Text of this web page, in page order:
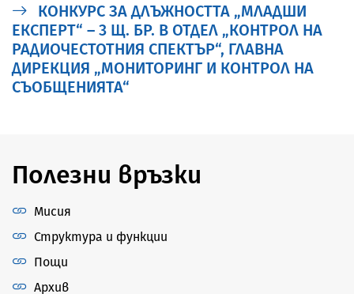
КОНКУРС ЗА ДЛЪЖНОСТТА „МЛАДШИ
ЕКСПЕРТ“ – 3 Щ. БР. В ОТДЕЛ „КОНТРОЛ НА
РАДИОЧЕСТОТНИЯ СПЕКТЪР“, ГЛАВНА
ДИРЕКЦИЯ „МОНИТОРИНГ И КОНТРОЛ НА
СЪОБЩЕНИЯТА“
Полезни връзки
Мисия
Структура и функции
Пощи
Архив